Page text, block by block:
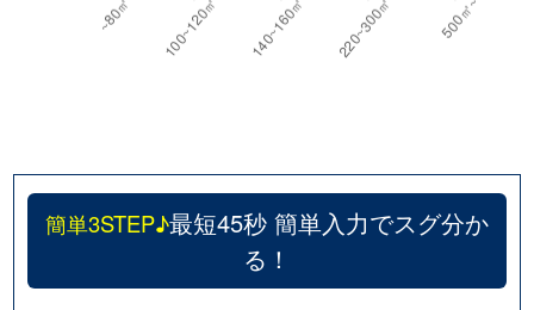
簡単3STEP♪最短45秒 簡単入力でスグ分か
る！